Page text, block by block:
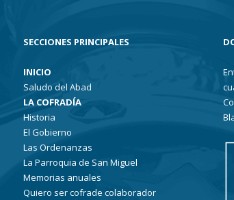
SECCIONES PRINCIPALES
INICIO
Saludo del Abad
LA COFRADÍA
Historia
El Gobierno
Las Ordenanzas
La Parroquia de San Miguel
Memorias anuales
Quiero ser cofrade colaborador